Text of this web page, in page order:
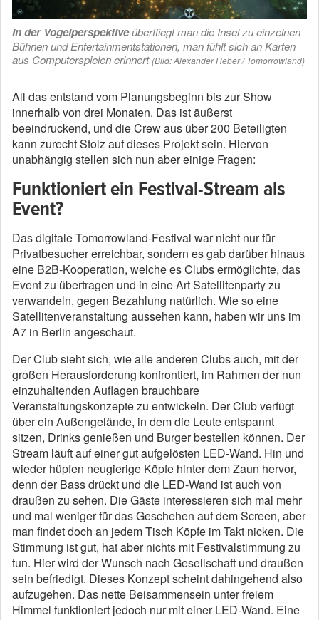
In der Vogelperspektiveüberfliegt man die Insel zu einzelnen
Bühnen und Entertainmentstationen, man fühlt sich an Karten
aus Computerspielen erinnert (Bild: Alexander Heber / Tomorrowland)
All das entstand vom Planungsbeginn bis zur Show
innerhalb von drei Monaten. Das ist äußerst
beeindruckend, und die Crew aus über 200 Beteiligten
kann zurecht Stolz auf dieses Projekt sein. Hiervon
unabhängig stellen sich nun aber einige Fragen:
Funktioniert ein Festival-Stream als
Event?
Das digitale Tomorrowland-Festival war nicht nur für
Privatbesucher erreichbar, sondern es gab darüber hinaus
eine B2B-Kooperation, welche es Clubs ermöglichte, das
Event zu übertragen und in eine Art Satellitenparty zu
verwandeln, gegen Bezahlung natürlich. Wie so eine
Satellitenveranstaltung aussehen kann, haben wir uns im
A7 in Berlin angeschaut.
Der Club sieht sich, wie alle anderen Clubs auch, mit der
großen Herausforderung konfrontiert, im Rahmen der nun
einzuhaltenden Auflagen brauchbare
Veranstaltungskonzepte zu entwickeln. Der Club verfügt
über ein Außengelände, in dem die Leute entspannt
sitzen, Drinks genießen und Burger bestellen können. Der
Stream läuft auf einer gut aufgelösten LED-Wand. Hin und
wieder hüpfen neugierige Köpfe hinter dem Zaun hervor,
denn der Bass drückt und die LED-Wand ist auch von
draußen zu sehen. Die Gäste interessieren sich mal mehr
und mal weniger für das Geschehen auf dem Screen, aber
man findet doch an jedem Tisch Köpfe im Takt nicken. Die
Stimmung ist gut, hat aber nichts mit Festivalstimmung zu
tun. Hier wird der Wunsch nach Gesellschaft und draußen
sein befriedigt. Dieses Konzept scheint dahingehend also
aufzugehen. Das nette Beisammensein unter freiem
Himmel funktioniert jedoch nur mit einer LED-Wand. Eine